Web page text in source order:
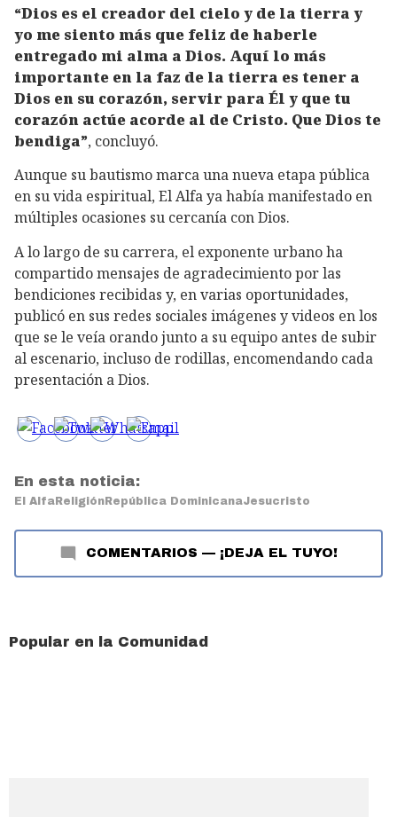
“Dios es el creador del cielo y de la tierra y
yo me siento más que feliz de haberle
entregado mi alma a Dios. Aquí lo más
importante en la faz de la tierra es tener a
Dios en su corazón, servir para Él y que tu
corazón actúe acorde al de Cristo. Que Dios te
bendiga”, concluyó.
Aunque su bautismo marca una nueva etapa pública
en su vida espiritual, El Alfa ya había manifestado en
múltiples ocasiones su cercanía con Dios.
A lo largo de su carrera, el exponente urbano ha
compartido mensajes de agradecimiento por las
bendiciones recibidas y, en varias oportunidades,
publicó en sus redes sociales imágenes y videos en los
que se le veía orando junto a su equipo antes de subir
al escenario, incluso de rodillas, encomendando cada
presentación a Dios.
En esta noticia:
El Alfa Religión República DominicanaJesucristo
COMENTARIOS — ¡DEJA EL TUYO!
Popular en la Comunidad